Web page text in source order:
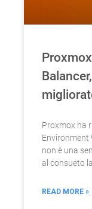
Proxmox ha
Environment
non è una
al consueto
READ MORE »